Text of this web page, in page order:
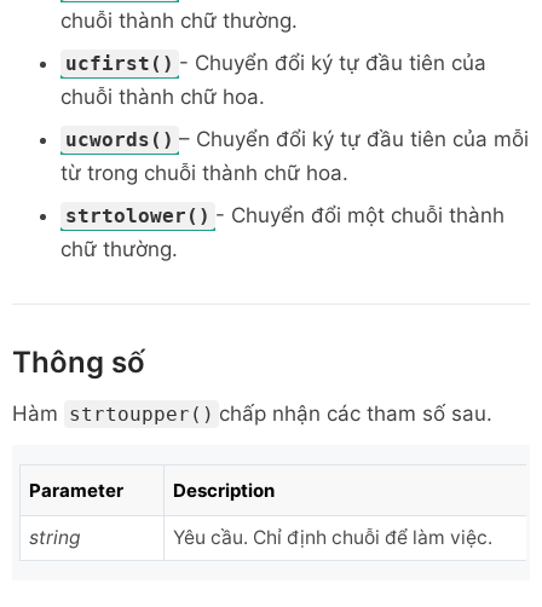
chuỗi thành chữ thường.
ucfirst() - Chuyển đổi ký tự đầu tiên của
chuỗi thành chữ hoa.
ucwords() – Chuyển đổi ký tự đầu tiên của mỗi
từ trong chuỗi thành chữ hoa.
strtolower() - Chuyển đổi một chuỗi thành
chữ thường.
Thông số
Hàm strtoupper() chấp nhận các tham số sau.
Parameter Description
string Yêu cầu. Chỉ định chuỗi để làm việc.